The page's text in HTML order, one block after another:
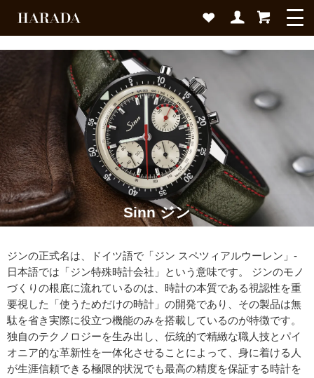
Sinn ジン
ジンの正式名は、ドイツ語で「ジン スペツィアルウーレン」-
日本語では「ジン特殊時計会社」という意味です。 ジンのモノ
づくりの根底に流れているのは、時計の本質である視認性を重
要視した「使うためだけの時計」の開発であり、その製品は無
駄を省き実際に役立つ機能のみを搭載しているのが特徴です。
独自のテクノロジーを生み出し、伝統的で精緻な職人技とパイ
オニア的な革新性を一体化させることによって、身に着ける人
が生涯信頼できる極限的状況でも最高の精度を保証する時計を